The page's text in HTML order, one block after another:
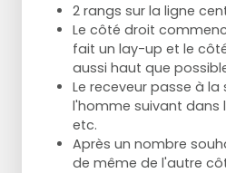
2 rangs sur la ligne
Le côté droit
fait un lay-up et le
aussi haut que
Le receveur passe à
l'homme suivant dans
etc.
Après un nombre
de même de l'autre